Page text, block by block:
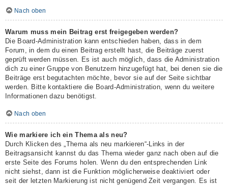
Nach oben
Warum muss mein Beitrag erst freigegeben werden?
Die Board-Administration kann entschieden haben, dass in dem
Forum, in dem du einen Beitrag erstellt hast, die Beiträge zuerst
geprüft werden müssen. Es ist auch möglich, dass die Administration
dich zu einer Gruppe von Benutzern hinzugefügt hat, bei denen sie die
Beiträge erst begutachten möchte, bevor sie auf der Seite sichtbar
werden. Bitte kontaktiere die Board-Administration, wenn du weitere
Informationen dazu benötigst.
Nach oben
Wie markiere ich ein Thema als neu?
Durch Klicken des „Thema als neu markieren“-Links in der
Beitragsansicht kannst du das Thema wieder ganz nach oben auf die
erste Seite des Forums holen. Wenn du den entsprechenden Link
nicht siehst, dann ist die Funktion möglicherweise deaktiviert oder
seit der letzten Markierung ist nicht genügend Zeit vergangen. Es ist